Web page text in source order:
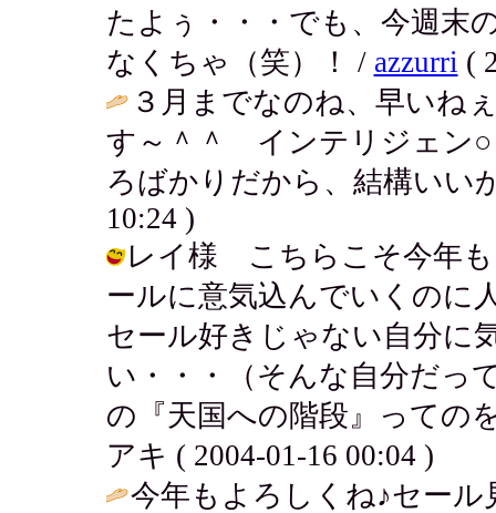
たよぅ・・・でも、今週末
なくちゃ（笑）！ / azzurri (
３月までなのね、早いね
す～＾＾ インテリジェン○
ろばかりだから、結構いい
10:24 )
レイ様 こちらこそ今年
ールに意気込んでいくのに
セール好きじゃない自分に
い・・・（そんな自分だ
の『天国への階段』っての
アキ ( 2004-01-16 00:04 )
今年もよろしくね♪セー